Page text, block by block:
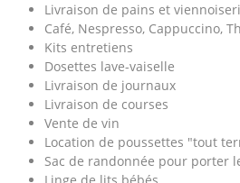
Livraison de pains et
Café, Nespresso, Cappuccino,
Kits entretiens
Dosettes lave-vaiselle
Livraison de journaux
Livraison de courses
Vente de vin
Location de poussettes "tout
Sac de randonnée pour porter